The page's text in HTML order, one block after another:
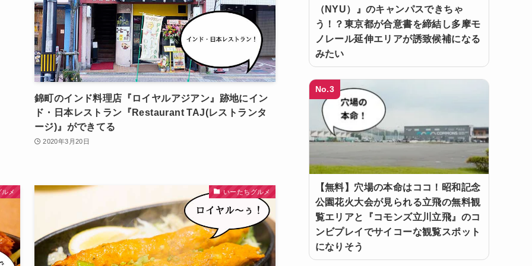
錦町のインド料理店『ロイヤルアジアン』跡地にイン
ド・日本レストラン『Restaurant TAJ(レストランタ
ージ)』ができてる
2020年3月20日
メ いーたちグルメ
（NYU）』のキャンパスできちゃ
う！？東京都が合意書を締結し多摩モ
ノレール延伸エリアが誘致候補になる
みたい
No.3
【無料】穴場の本命はココ！昭和記念
公園花火大会が見られる立飛の無料観
覧エリアと『コモンズ立川立飛』のコ
ンビプレイでサイコーな観覧スポット
になりそう